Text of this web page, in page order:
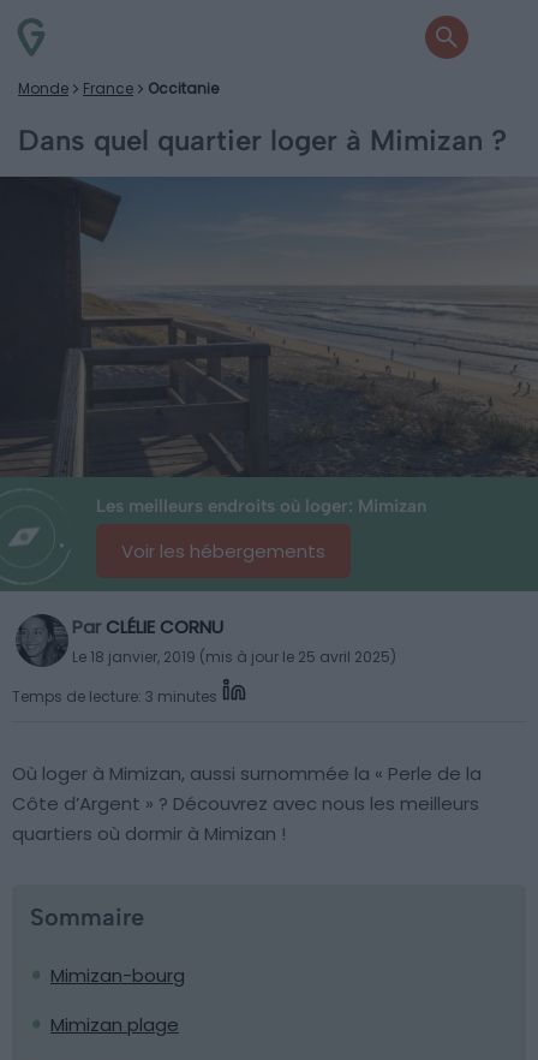
Monde France Occitanie
Dans quel quartier loger à Mimizan ?
Les meilleurs endroits où loger: Mimizan
Voir les hébergements
Par CLÉLIE CORNU
Le 18 janvier, 2019 (mis à jour le 25 avril 2025)
Temps de lecture: 3 minutes
Où loger à Mimizan, aussi surnommée la « Perle de la
Côte d’Argent » ? Découvrez avec nous les meilleurs
quartiers où dormir à Mimizan !
Sommaire
Mimizan-bourg
Mimizan plage